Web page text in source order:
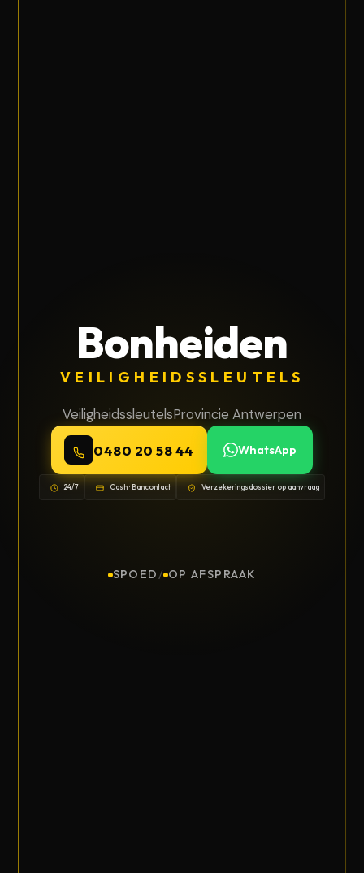
Bonheiden
VEILIGHEIDSSLEUTELS
VeiligheidssleutelsProvincie Antwerpen
0480 20 58 44 WhatsApp
24/7 Cash · Bancontact Verzekeringsdossier op aanvraag
SPOED / OP AFSPRAAK